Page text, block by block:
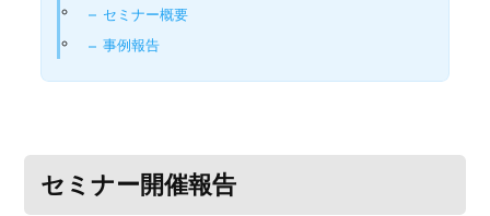
セミナー概要
事例報告
セミナー開催報告